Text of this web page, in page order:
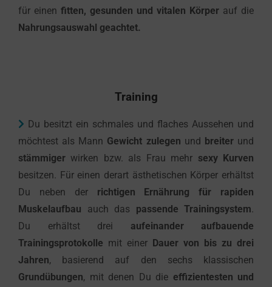
für einen fitten, gesunden und vitalen Körper auf die
Nahrungsauswahl geachtet.
Training
Du besitzt ein schmales und flaches Aussehen und
möchtest als Mann Gewicht zulegen und breiterund
stämmiger wirken bzw. als Frau mehr sexy Kurven
besitzen. Für einen derart ästhetischen Körper erhältst
Du neben der richtigen Ernährung für rapiden
Muskelaufbau auch das passende Trainingsystem.
Du erhältst drei aufeinander aufbauende
Trainingsprotokolle mit einer Dauer von bis zu drei
Jahren, basierend auf den sechs klassischen
Grundübungen, mit denen Du die effizientesten und